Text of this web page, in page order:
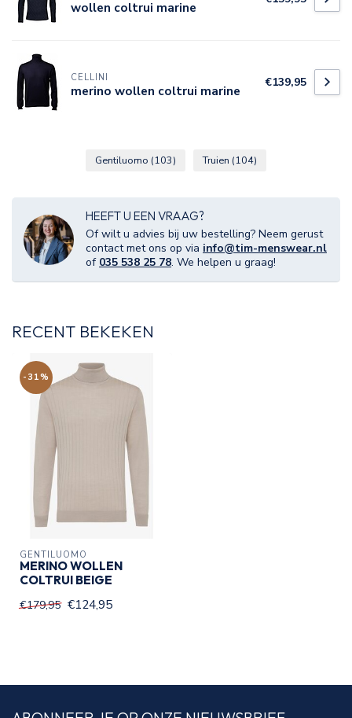
wollen coltrui marine
CELLINI
merino wollen coltrui marine €139,95
Gentiluomo (103) Truien (104)
HEEFT U EEN VRAAG?
Of wilt u advies bij uw bestelling? Neem gerust
contact met ons op via info@tim-menswear.nl
of 035 538 25 78. We helpen u graag!
RECENT BEKEKEN
-31%
GENTILUOMO
MERINO WOLLEN
COLTRUI BEIGE
€179,95 €124,95